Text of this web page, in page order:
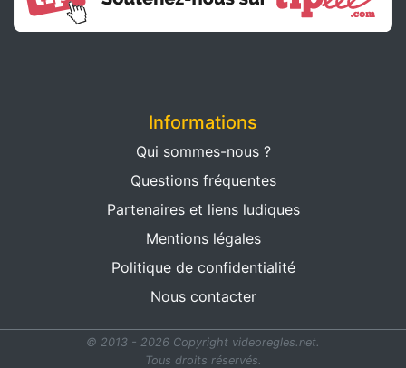
Informations
Qui sommes-nous ?
Questions fréquentes
Partenaires et liens ludiques
Mentions légales
Politique de confidentialité
Nous contacter
© 2013 - 2026 Copyright videoregles.net.
Tous droits réservés.